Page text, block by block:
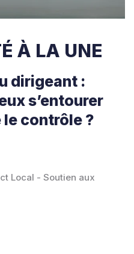
À LA UNE
dirigeant :
s’entourer
le contrôle ?
Local - Soutien aux